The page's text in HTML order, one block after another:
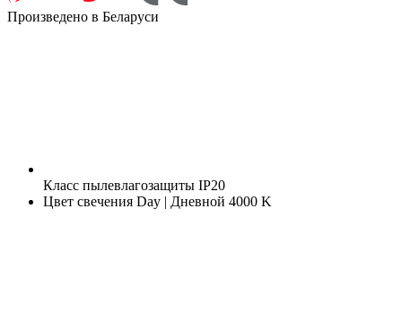
Произведено в Беларуси
Класс пылевлагозащиты IP20
Цвет свечения Day | Дневной 4000 K